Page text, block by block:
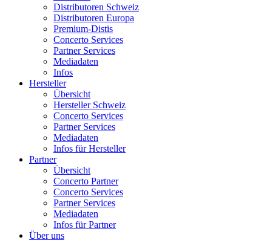
Distributoren Schweiz
Distributoren Europa
Premium-Distis
Concerto Services
Partner Services
Mediadaten
Infos
Hersteller
Übersicht
Hersteller Schweiz
Concerto Services
Partner Services
Mediadaten
Infos für Hersteller
Partner
Übersicht
Concerto Partner
Concerto Services
Partner Services
Mediadaten
Infos für Partner
Über uns